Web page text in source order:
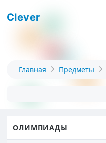
Clever
Главная Предметы
ОЛИМПИАДЫ